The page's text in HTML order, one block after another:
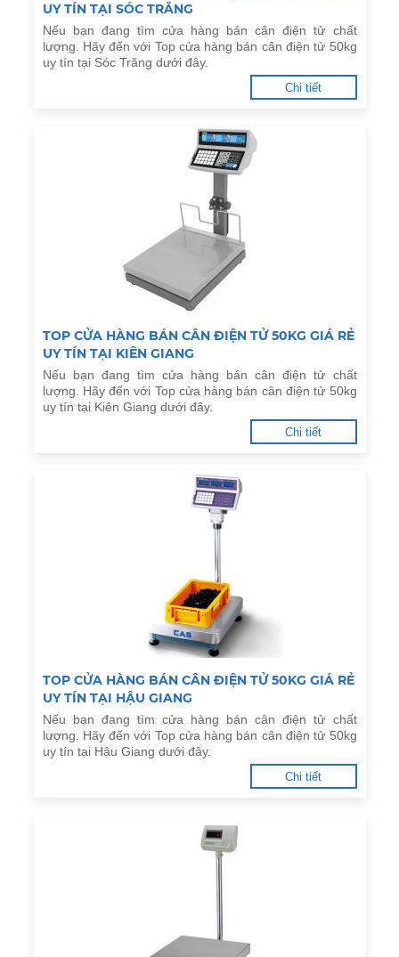
UY TÍN TẠI SÓC TRĂNG
Nếu bạn đang tìm cửa hàng bán cân điện tử chất
lượng. Hãy đến với Top cửa hàng bán cân điện tử 50kg
uy tín tại Sóc Trăng dưới đây.
Chi tiết
TOP CỬA HÀNG BÁN CÂN ĐIỆN TỬ 50KG GIÁ RẺ
UY TÍN TẠI KIÊN GIANG
Nếu bạn đang tìm cửa hàng bán cân điện tử chất
lượng. Hãy đến với Top cửa hàng bán cân điện tử 50kg
uy tín tại Kiên Giang dưới đây.
Chi tiết
TOP CỬA HÀNG BÁN CÂN ĐIỆN TỬ 50KG GIÁ RẺ
UY TÍN TẠI HẬU GIANG
Nếu bạn đang tìm cửa hàng bán cân điện tử chất
lượng. Hãy đến với Top cửa hàng bán cân điện tử 50kg
uy tín tại Hậu Giang dưới đây.
Chi tiết